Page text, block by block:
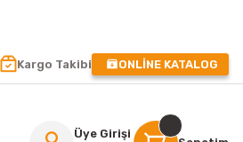
Kargo Takibi ONLİNE KATALOG
Üye Girişi